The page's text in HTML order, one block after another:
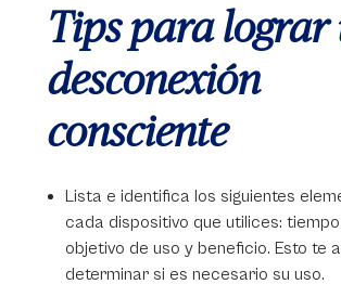
Tips para lograr
desconexión
consciente
Lista e identifica los siguientes
cada dispositivo que utilices:
objetivo de uso y beneficio. Esto te
determinar si es necesario su uso.